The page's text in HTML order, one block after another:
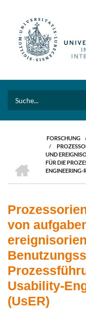
FORSCHUNG
/
UND
FÜR DIE
ENGINEERING-
von
Usability-
(UsER)